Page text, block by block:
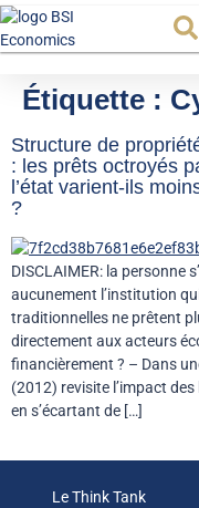
Étiquette :
Structure de
: les prêts octroyés
l’état varient-ils
?
DISCLAIMER: la personne
aucunement l’institution
traditionnelles ne prêtent
directement aux acteurs
financièrement ? – Dans
(2012) revisite l’impact
en s’écartant de […]
Le Think Tank